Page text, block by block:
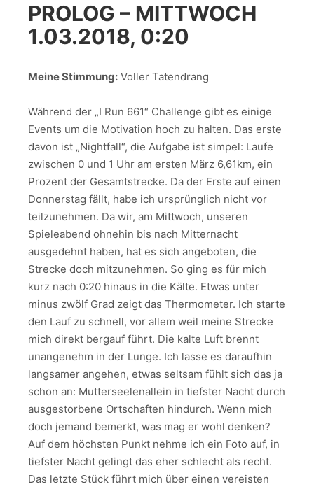
PROLOG – MITTWOCH
1.03.2018, 0:20
Meine Stimmung: Voller Tatendrang
Während der „I Run 661“ Challenge gibt es einige
Events um die Motivation hoch zu halten. Das erste
davon ist „Nightfall“, die Aufgabe ist simpel: Laufe
zwischen 0 und 1 Uhr am ersten März 6,61km, ein
Prozent der Gesamtstrecke. Da der Erste auf einen
Donnerstag fällt, habe ich ursprünglich nicht vor
teilzunehmen. Da wir, am Mittwoch, unseren
Spieleabend ohnehin bis nach Mitternacht
ausgedehnt haben, hat es sich angeboten, die
Strecke doch mitzunehmen. So ging es für mich
kurz nach 0:20 hinaus in die Kälte. Etwas unter
minus zwölf Grad zeigt das Thermometer. Ich starte
den Lauf zu schnell, vor allem weil meine Strecke
mich direkt bergauf führt. Die kalte Luft brennt
unangenehm in der Lunge. Ich lasse es daraufhin
langsamer angehen, etwas seltsam fühlt sich das ja
schon an: Mutterseelenallein in tiefster Nacht durch
ausgestorbene Ortschaften hindurch. Wenn mich
doch jemand bemerkt, was mag er wohl denken?
Auf dem höchsten Punkt nehme ich ein Foto auf, in
tiefster Nacht gelingt das eher schlecht als recht.
Das letzte Stück führt mich über einen vereisten